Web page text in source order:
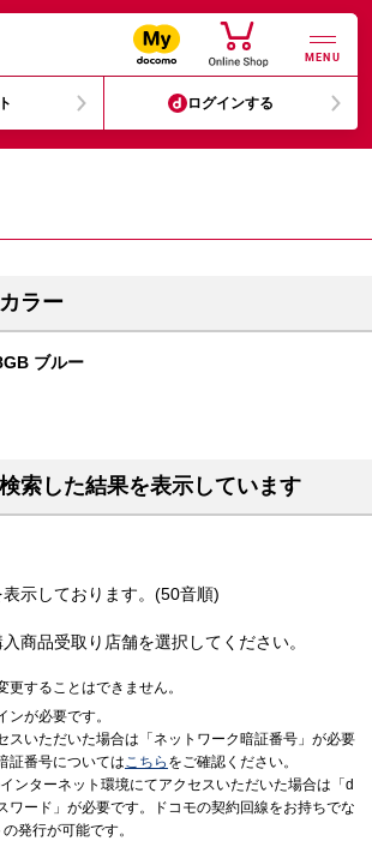
MENU
ログインする
ラー
ブルー
索した結果を表示しています
示しております。(50音順)
商品受取り店舗を選択してください。
更することはできません。
ンが必要です。
スいただいた場合は「ネットワーク暗証番号」が必要
証番号についてはこちら をご確認ください。
ンターネット環境にてアクセスいただいた場合は「d
ワード」が必要です。ドコモの契約回線をお持ちでな
発行が可能です。